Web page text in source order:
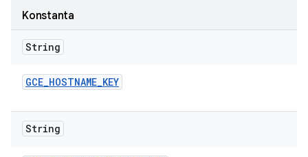
Konstanta
String
GCE_HOSTNAME_KEY
String